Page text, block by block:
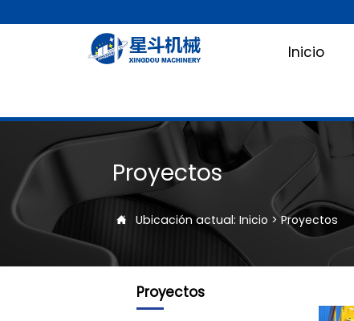
Inicio
Proyectos
 Ubicación actual:Inicio >Proyectos
Proyectos